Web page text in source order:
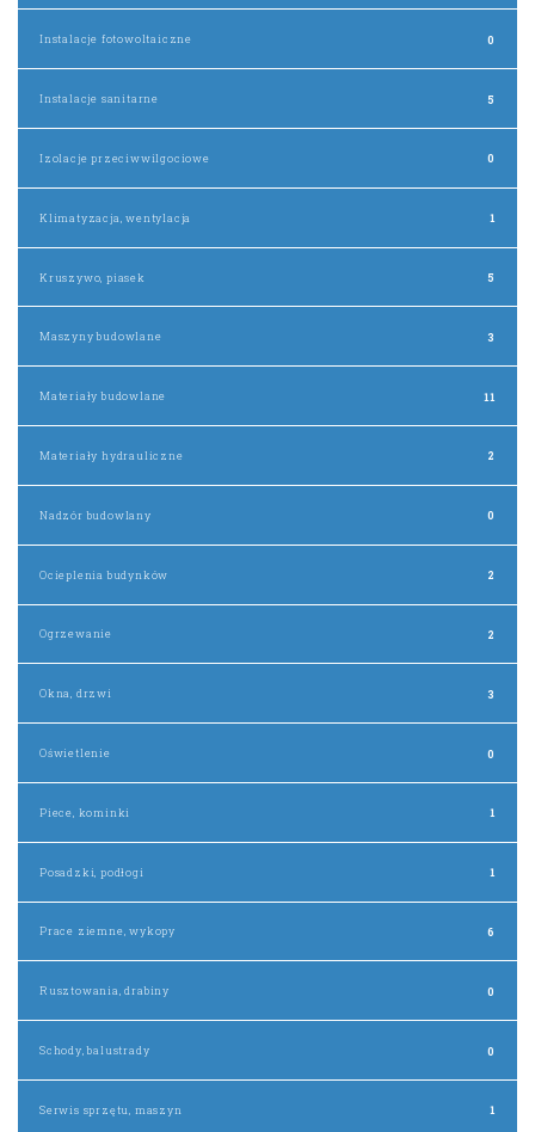
Instalacje fotowoltaiczne 0
Instalacje sanitarne 5
Izolacje przeciwwilgociowe 0
Klimatyzacja, wentylacja 1
Kruszywo, piasek 5
Maszyny budowlane 3
Materiały budowlane 11
Materiały hydrauliczne 2
Nadzór budowlany 0
Ocieplenia budynków 2
Ogrzewanie 2
Okna, drzwi 3
Oświetlenie 0
Piece, kominki 1
Posadzki, podłogi 1
Prace ziemne, wykopy 6
Rusztowania, drabiny 0
Schody, balustrady 0
Serwis sprzętu, maszyn 1